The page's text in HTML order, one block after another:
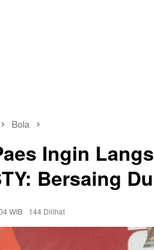
Bola
Ingin
Bersaing
WIB
144 Dilihat